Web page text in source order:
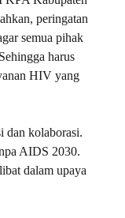
peringatan
semua pihak
harus
HIV yang
dan kolaborasi.
AIDS 2030.
dalam upaya